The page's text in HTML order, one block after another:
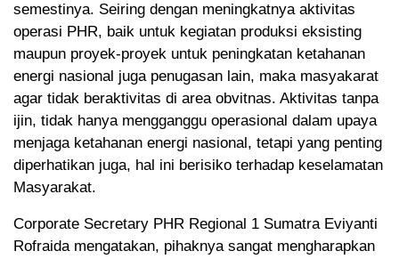
semestinya. Seiring dengan meningkatnya aktivitas
operasi PHR, baik untuk kegiatan produksi eksisting
maupun proyek-proyek untuk peningkatan ketahanan
energi nasional juga penugasan lain, maka masyakarat
agar tidak beraktivitas di area obvitnas. Aktivitas tanpa
ijin, tidak hanya mengganggu operasional dalam upaya
menjaga ketahanan energi nasional, tetapi yang penting
diperhatikan juga, hal ini berisiko terhadap keselamatan
Masyarakat.
Corporate Secretary PHR Regional 1 Sumatra Eviyanti
Rofraida mengatakan, pihaknya sangat mengharapkan